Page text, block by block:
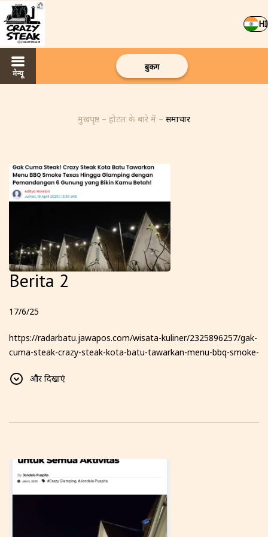
HI
मेन्यू
बुकिंग
मुखपृष्ठ – होटल के बारे में – समाचार
Berita 2
17/6/25
https://radarbatu.jawapos.com/wisata-kuliner/2325896257/gak-
cuma-steak-crazy-steak-kota-batu-tawarkan-menu-bbq-smoke-
bikin-kamu-betah
और दिखाएं